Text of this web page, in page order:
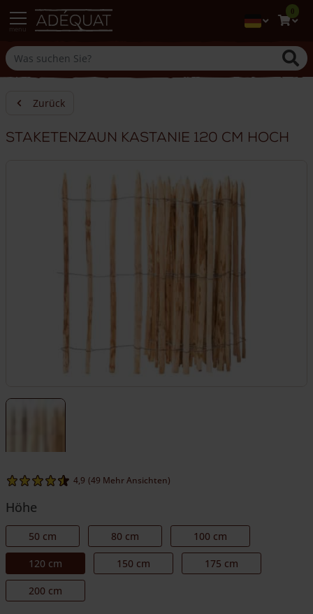
0
Zurück
Staketenzaun Kastanie 120 cm hoch
4,9 (49 Mehr Ansichten)
Höhe
50 cm 80 cm 100 cm
120 cm 150 cm 175 cm
200 cm